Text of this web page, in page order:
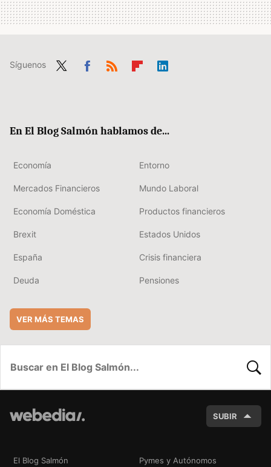
Síguenos
En El Blog Salmón hablamos de...
Economía Entorno
Mercados Financieros Mundo Laboral
Economía Doméstica Productos financieros
Brexit Estados Unidos
España Crisis financiera
Deuda Pensiones
VER MÁS TEMAS
SUBIR
El Blog Salmón Pymes y Autónomos